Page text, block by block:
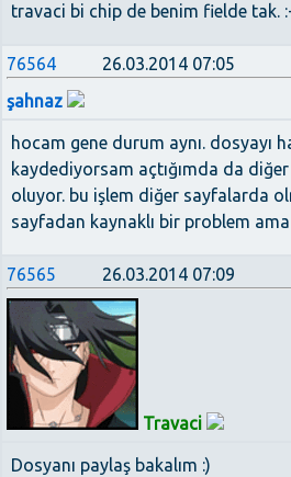
travaci bi chip de benim fielde tak.
76564
26.03.2014 07:05
şahnaz
hocam gene durum aynı. dosyayı
kaydediyorsam açtığımda da
oluyor. bu işlem diğer sayfalarda
sayfadan kaynaklı bir problem
76565 26.03.2014 07:09
Travaci
Dosyanı paylaş bakalım :)